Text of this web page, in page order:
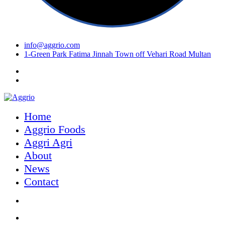
info@aggrio.com
1-Green Park Fatima Jinnah Town off Vehari Road Multan
Home
Aggrio Foods
Aggri Agri
About
News
Contact